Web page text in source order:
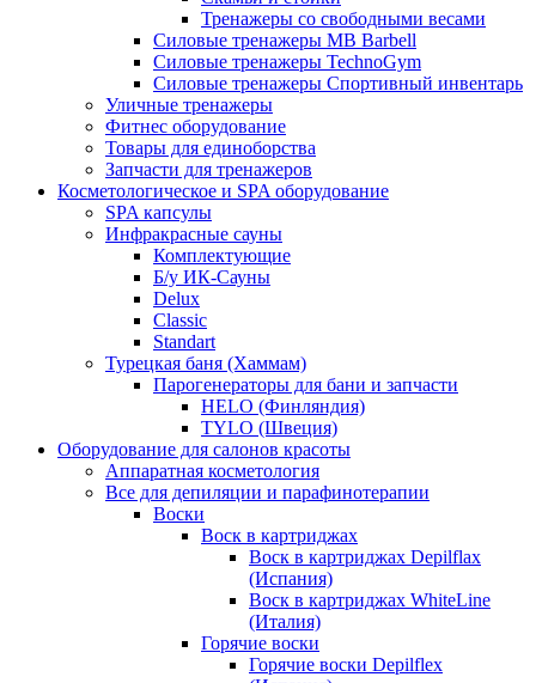
Тренажеры со свободными весами
Силовые тренажеры MB Barbell
Силовые тренажеры TechnoGym
Силовые тренажеры Спортивный инвентарь
Уличные тренажеры
Фитнес оборудование
Товары для единоборства
Запчасти для тренажеров
Косметологическое и SPA оборудование
SPA капсулы
Инфракрасные сауны
Комплектующие
Б/у ИК-Сауны
Delux
Classic
Standart
Турецкая баня (Хаммам)
Парогенераторы для бани и запчасти
HELO (Финляндия)
TYLO (Швеция)
Оборудование для салонов красоты
Аппаратная косметология
Все для депиляции и парафинотерапии
Воски
Воск в картриджах
Воск в картриджах Depilflax
(Испания)
Воск в картриджах WhiteLine
(Италия)
Горячие воски
Горячие воски Depilflex